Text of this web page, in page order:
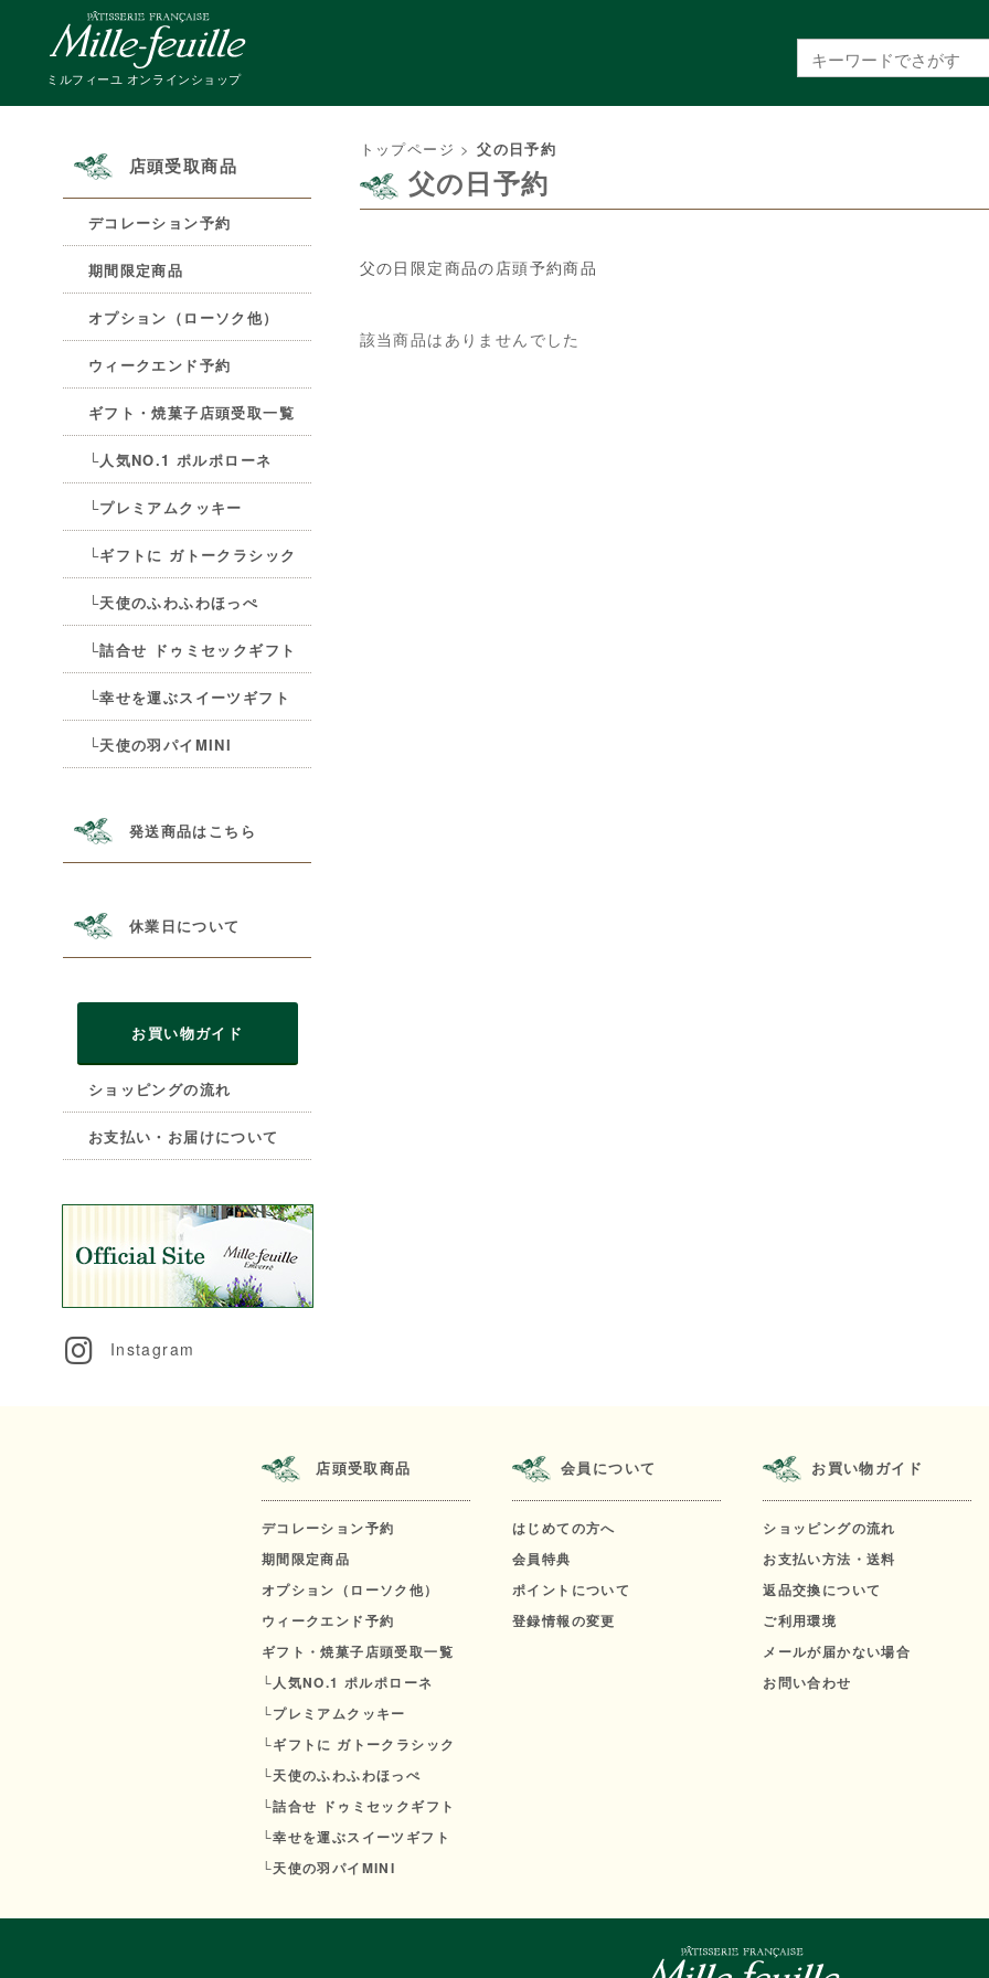
ミルフィーユ オンラインショップ
店頭受取商品
デコレーション予約
期間限定商品
オプション（ローソク他）
ウィークエンド予約
ギフト・焼菓子店頭受取一覧
└人気NO.1 ポルポローネ
└プレミアムクッキー
└ギフトに ガトークラシック
└天使のふわふわほっぺ
└詰合せ ドゥミセックギフト
└幸せを運ぶスイーツギフト
└天使の羽パイMINI
発送商品はこちら
休業日について
お買い物ガイド
ショッピングの流れ
お支払い・お届けについて
Instagram
トップページ >父の日予約
父の日予約
父の日限定商品の店頭予約商品
該当商品はありませんでした
店頭受取商品
デコレーション予約
期間限定商品
オプション（ローソク他）
ウィークエンド予約
ギフト・焼菓子店頭受取一覧
└人気NO.1 ポルポローネ
└プレミアムクッキー
└ギフトに ガトークラシック
└天使のふわふわほっぺ
└詰合せ ドゥミセックギフト
└幸せを運ぶスイーツギフト
└天使の羽パイMINI
会員について
はじめての方へ
会員特典
ポイントについて
登録情報の変更
お買い物ガイド
ショッピングの流れ
お支払い方法・送料
返品交換について
ご利用環境
メールが届かない場合
お問い合わせ